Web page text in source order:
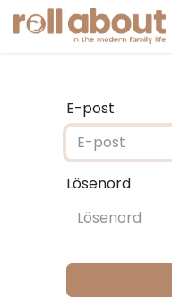
E-post
Lösenord